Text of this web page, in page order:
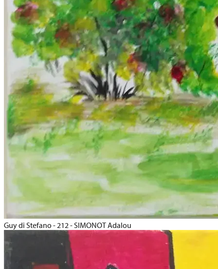
Guy di Stefano - 212 - SIMONOT Adalou